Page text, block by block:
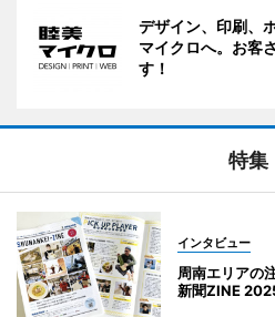
デザイン、印刷、
マイクロへ。お客
す！
特集
インタビュー
周南エリアの
新聞ZINE